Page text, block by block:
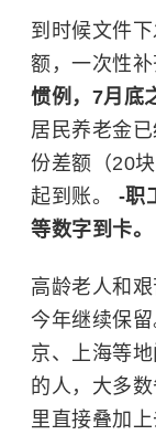
到时候文件
额，一次性
惯例，7月底
居民养老金
份差额（20
起到账。 -职
等数字到卡。
高龄老人和
今年继续保
京、上海等
的人，大多
里直接叠加上